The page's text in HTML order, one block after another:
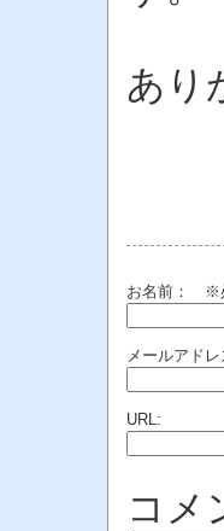
あり
お名前： ※
メールアドレ
URL:
コ